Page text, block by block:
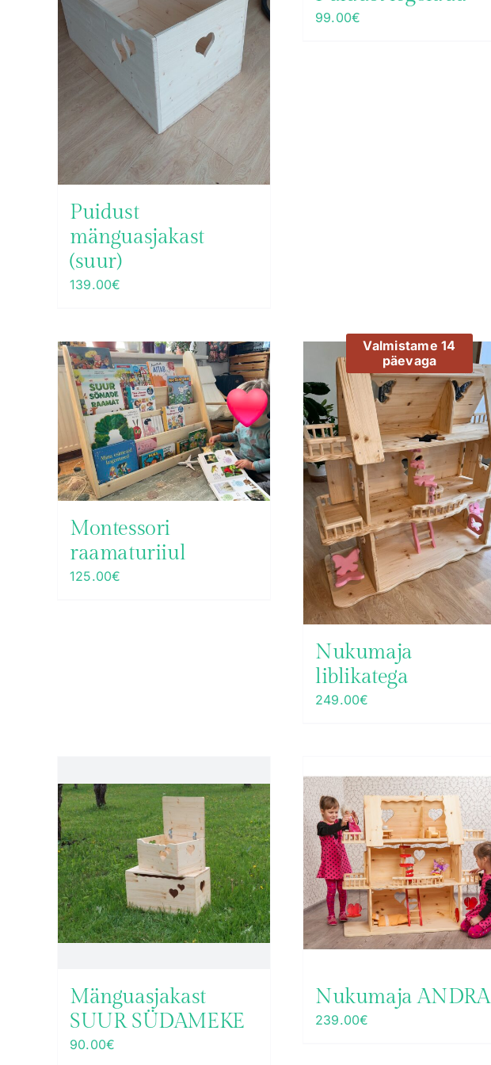
Puidust
mänguasjakast
(suur)
139.00€
99.00€
Montessori
raamaturiiul
125.00€
Valmistame 14
päevaga
Nukumaja
liblikatega
249.00€
Mänguasjakast
SUUR SÜDAMEKE
90.00€
Nukumaja ANDRA
239.00€